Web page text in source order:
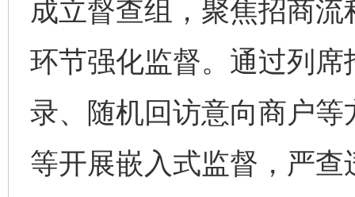
成立督查组，聚焦招商
环节强化监督。通过列
录、随机回访意向商户
等开展嵌入式监督，严